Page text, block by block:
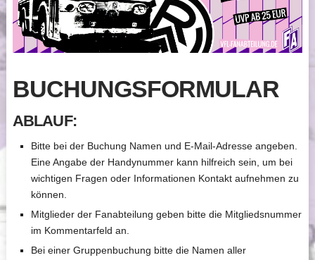
BUCHUNGSFORMULAR
ABLAUF:
Bitte bei der Buchung Namen und E-Mail-Adresse angeben.
Eine Angabe der Handynummer kann hilfreich sein, um bei
wichtigen Fragen oder Informationen Kontakt aufnehmen zu
können.
Mitglieder der Fanabteilung geben bitte die Mitgliedsnummer
im Kommentarfeld an.
Bei einer Gruppenbuchung bitte die Namen aller